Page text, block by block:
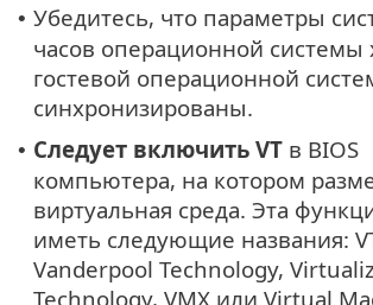
• Убедитесь, что параметры
часов операционной системы
гостевой операционной
синхронизированы.
• Следует включить VT в BIOS
компьютера, на котором
виртуальная среда. Эта
иметь следующие названия:
Vanderpool Technology,
Technology, VMX или Virtual